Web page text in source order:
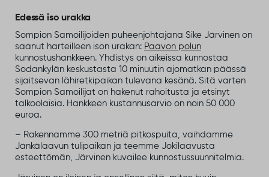
Edessä iso urakka
Sompion Samoilijoiden puheenjohtajana Sike Järvinen on
saanut harteilleen ison urakan: Paavon polun
kunnostushankkeen. Yhdistys on aikeissa kunnostaa
Sodankylän keskustasta 10 minuutin ajomatkan päässä
sijaitsevan lähiretkipaikan tulevana kesänä. Sitä varten
Sompion Samoilijat on hakenut rahoitusta ja etsinyt
talkoolaisia. Hankkeen kustannusarvio on noin 50 000
euroa.
– Rakennamme 300 metriä pitkospuita, vaihdamme
Jänkälaavun tulipaikan ja teemme Jokilaavusta
esteettömän, Järvinen kuvailee kunnostussuunnitelmia.